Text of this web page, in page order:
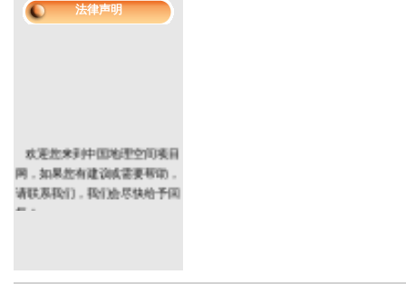
法律声明
欢迎您来到中国地理空间项目
网，如果您有建议或需要帮助，
请联系我们，我们会尽快给予回
复！